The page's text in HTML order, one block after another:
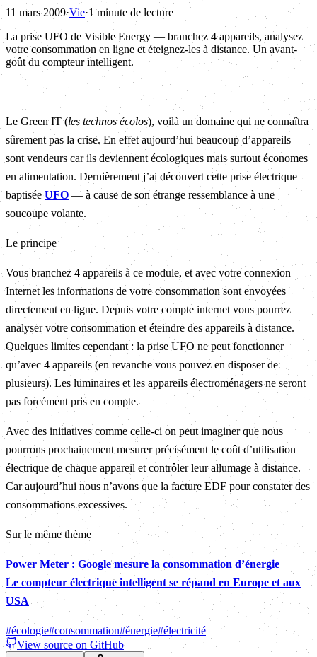
11 mars 2009·Vie·1 minute de lecture
La prise UFO de Visible Energy — branchez 4 appareils, analysez
votre consommation en ligne et éteignez-les à distance. Un avant-
goût du compteur intelligent.
Le Green IT (les technos écolos), voilà un domaine qui ne connaîtra
sûrement pas la crise. En effet aujourd’hui beaucoup d’appareils
sont vendeurs car ils deviennent écologiques mais surtout économes
en alimentation. Dernièrement j’ai découvert cette prise électrique
baptisée UFO — à cause de son étrange ressemblance à une
soucoupe volante.
Le principe
Vous branchez 4 appareils à ce module, et avec votre connexion
Internet les informations de votre consommation sont envoyées
directement en ligne. Depuis votre compte internet vous pourrez
analyser votre consommation et éteindre des appareils à distance.
Quelques limites cependant : la prise UFO ne peut fonctionner
qu’avec 4 appareils (en revanche vous pouvez en disposer de
plusieurs). Les luminaires et les appareils électroménagers ne seront
pas forcément pris en compte.
Avec des initiatives comme celle-ci on peut imaginer que nous
pourrons prochainement mesurer précisément le coût d’utilisation
électrique de chaque appareil et contrôler leur allumage à distance.
Car aujourd’hui nous n’avons que la facture EDF pour constater des
consommations excessives.
Sur le même thème
Power Meter : Google mesure la consommation d’énergie
Le compteur électrique intelligent se répand en Europe et aux
USA
#écologie#consommation#énergie#électricité
View source on GitHub